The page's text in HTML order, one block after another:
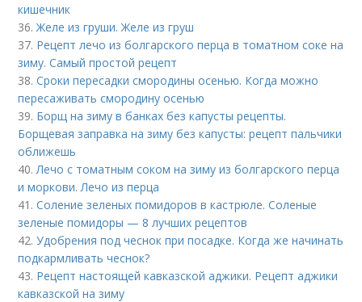
кишечник
36.Желе из груши. Желе из груш
37. Рецепт лечо из болгарского перца в томатном соке на
зиму. Самый простой рецепт
38.Сроки пересадки смородины осенью. Когда можно
пересаживать смородину осенью
39. Борщ на зиму в банках без капусты рецепты.
Борщевая заправка на зиму без капусты: рецепт пальчики
оближешь
40.Лечо с томатным соком на зиму из болгарского перца
и моркови. Лечо из перца
41.Соление зеленых помидоров в кастрюле. Соленые
зеленые помидоры — 8 лучших рецептов
42.Удобрения под чеснок при посадке. Когда же начинать
подкармливать чеснок?
43. Рецепт настоящей кавказской аджики. Рецепт аджики
кавказской на зиму